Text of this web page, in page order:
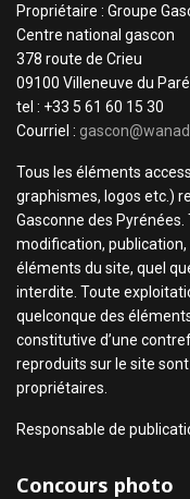
Propriétaire : Groupe
Centre national gascon
378 route de Crieu
09100 Villeneuve du
tel : +33 5 61 60 15 30
Courriel :
Tous les éléments
graphismes, logos etc.)
Gasconne des
modification,
éléments du site, quel
interdite. Toute
quelconque des
constitutive d’une
reproduits sur le site
propriétaires.
Responsable de
Concours photo